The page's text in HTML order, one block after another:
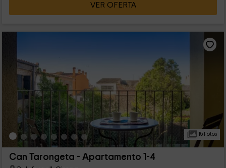
VER OFERTA
15 Fotos
Can Tarongeta - Apartamento 1-4